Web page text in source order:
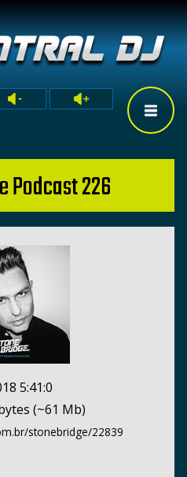
Podcast 226
5:41:0
(~61 Mb)
stonebridge/22839